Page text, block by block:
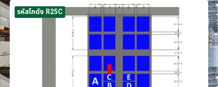
รหัสโกดัง R25C